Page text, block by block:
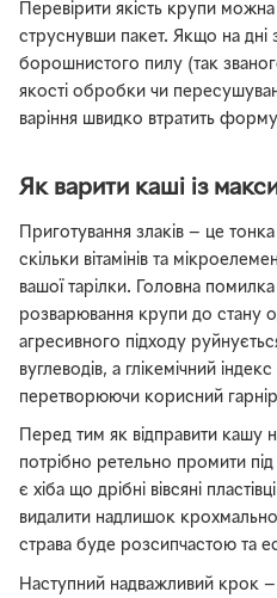
Перевірити якість крупи
струснувши пакет. Якщо на дні
борошнистого пилу (так
якості обробки чи
варіння швидко втратить
Як варити каші із
Приготування злаків — це
скільки вітамінів та
вашої тарілки. Головна
розварювання крупи до стану
агресивного підходу
вуглеводів, а глікемічний
перетворюючи корисний
Перед тим як відправити кашу
потрібно ретельно промити
є хіба що дрібні вівсяні
видалити надлишок
страва буде розсипчастою та
Наступний надважливий крок —